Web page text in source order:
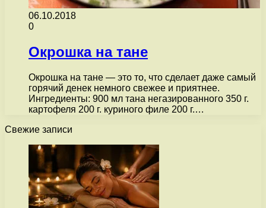
06.10.2018
0
Окрошка на тане
Окрошка на тане — это то, что сделает даже самый
горячий денек немного свежее и приятнее.
Ингредиенты: 900 мл тана негазированного 350 г.
картофеля 200 г. куриного филе 200 г.…
Свежие записи